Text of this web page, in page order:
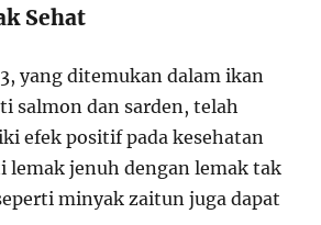
Sehat
yang ditemukan dalam ikan
salmon dan sarden, telah
efek positif pada kesehatan
lemak jenuh dengan lemak tak
minyak zaitun juga dapat